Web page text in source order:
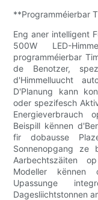
**Programméierbar
Eng aner intelligent
500W LED-
programméierbar
de Benotzer,
d'Himmelluucht
D'Planung kann
oder spezifesch
Energieverbrauch
Beispill kënnen
fir dobausse
Sonnenopgang ze
Aarbechtszäiten
Modeller kënnen
Upassunge
Dagesliichtstonnen